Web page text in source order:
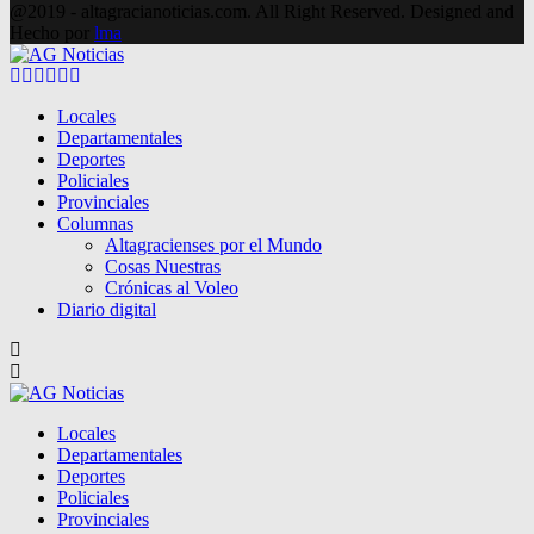
@2019 - altagracianoticias.com. All Right Reserved. Designed and
Hecho por lma
Facebook
Twitter
Instagram
Pinterest
Google
Locales
Departamentales
Deportes
Policiales
Provinciales
Columnas
Altagracienses por el Mundo
Cosas Nuestras
Crónicas al Voleo
Diario digital
Locales
Departamentales
Deportes
Policiales
Provinciales